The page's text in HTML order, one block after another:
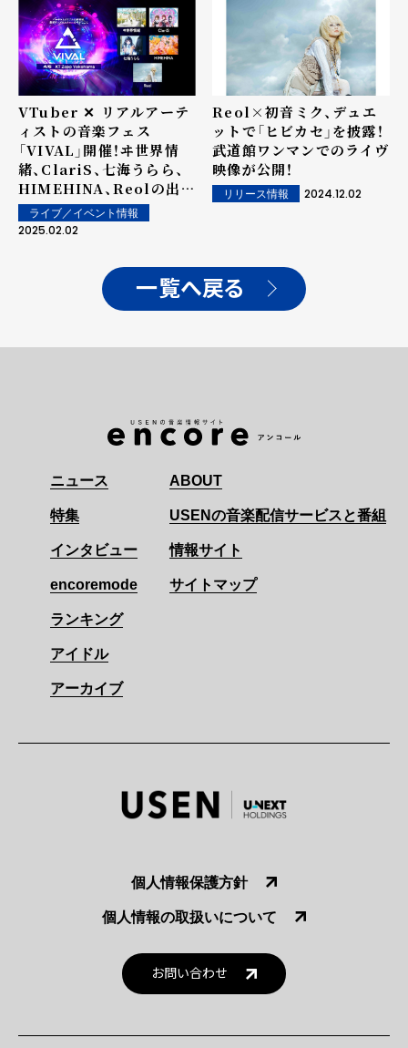
VTuber ✕ リアルアーテ
ィストの音楽フェス
「VIVAL」開催！ヰ世界情
緒、ClariS、七海うらら、
HIMEHINA、Reolの出演
が決定！ チケット抽選予約
受付開始。
ライブ／イベント情報
2025.02.02
Reol×初音ミク、デュエ
ットで「ヒビカセ」を披露！
武道館ワンマンでのライヴ
映像が公開！
リリース情報 2024.12.02
一覧へ戻る
ニュース
特集
インタビュー
encoremode
ランキング
アイドル
アーカイブ
ABOUT
USENの音楽配信サービスと番組
情報サイト
サイトマップ
個人情報保護方針
個人情報の取扱いについて
お問い合わせ